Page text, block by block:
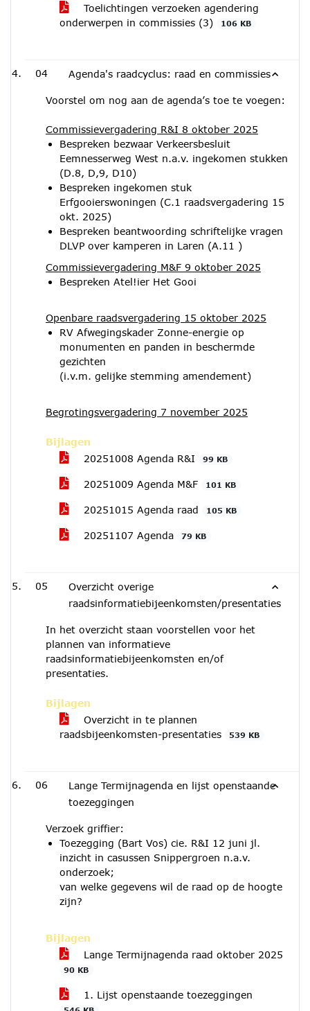
Toelichtingen verzoeken agendering
onderwerpen in commissies (3)
106 KB
04 Agenda's raadcyclus: raad en commissies
Voorstel om nog aan de agenda’s toe te voegen:
Commissievergadering R&I 8 oktober 2025
Bespreken bezwaar Verkeersbesluit
Eemnesserweg West n.a.v. ingekomen stukken
(D.8, D,9, D10)
Bespreken ingekomen stuk
Erfgooierswoningen (C.1 raadsvergadering 15
okt. 2025)
Bespreken beantwoording schriftelijke vragen
DLVP over kamperen in Laren (A.11 )
Commissievergadering M&F 9 oktober 2025
Bespreken Atel!ier Het Gooi
Openbare raadsvergadering 15 oktober 2025
RV Afwegingskader Zonne-energie op
monumenten en panden in beschermde
gezichten
(i.v.m. gelijke stemming amendement)
Begrotingsvergadering 7 november 2025
Bijlagen
20251008 Agenda R&I
99 KB
20251009 Agenda M&F 101 KB
20251015 Agenda raad 105 KB
20251107 Agenda 79 KB
05
Overzicht overige
raadsinformatiebijeenkomsten/presentaties
In het overzicht staan voorstellen voor het
plannen van informatieve
raadsinformatiebijeenkomsten en/of
presentaties.
Bijlagen
Overzicht in te plannen
raadsbijeenkomsten-presentaties
539 KB
06
Lange Termijnagenda en lijst openstaande
toezeggingen
Verzoek griffier:
Toezegging (Bart Vos) cie. R&I 12 juni jl.
inzicht in casussen Snippergroen n.a.v.
onderzoek;
van welke gegevens wil de raad op de hoogte
zijn?
Bijlagen
Lange Termijnagenda raad oktober 2025
90 KB
1. Lijst openstaande toezeggingen